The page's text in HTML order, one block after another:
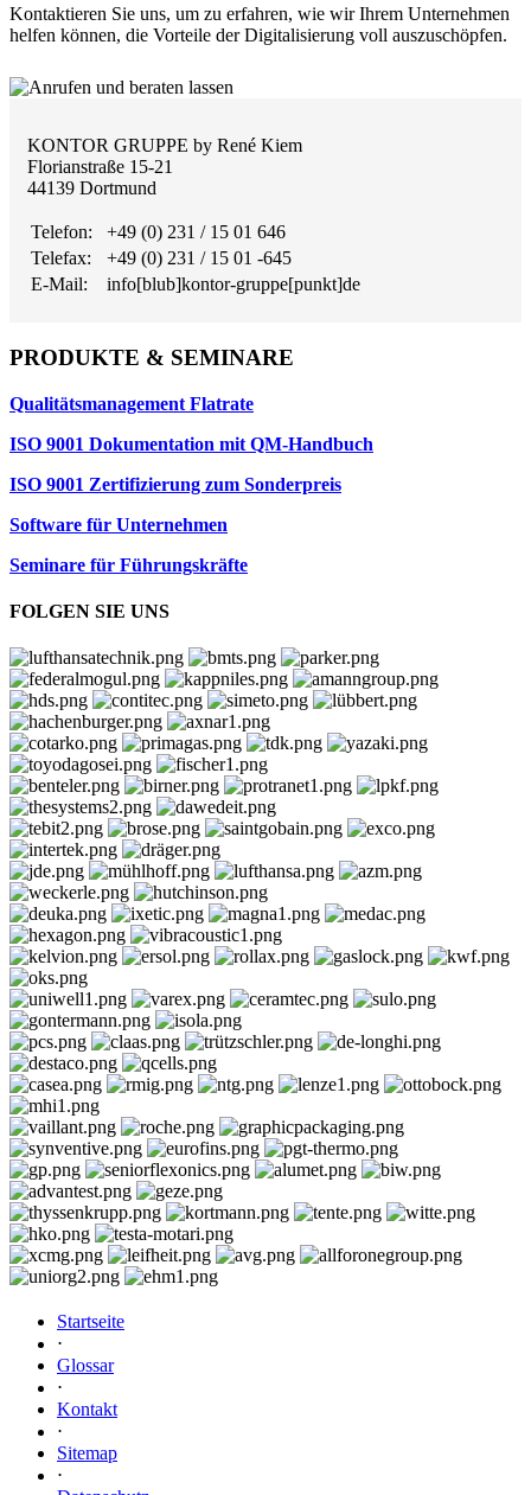
Kontaktieren Sie uns, um zu erfahren, wie wir Ihrem Unternehmen
helfen können, die Vorteile der Digitalisierung voll auszuschöpfen.
KONTOR GRUPPE by René Kiem
Florianstraße 15-21
44139 Dortmund
Telefon:
+49 (0) 231 / 15 01 646
Telefax:
+49 (0) 231 / 15 01 -645
E-Mail:
info[blub]kontor-gruppe[punkt]de
PRODUKTE & SEMINARE
Qualitätsmanagement Flatrate
ISO 9001 Dokumentation mit QM-Handbuch
ISO 9001 Zertifizierung zum Sonderpreis
Software für Unternehmen
Seminare für Führungskräfte
FOLGEN SIE UNS
Startseite
⋅
Glossar
⋅
Kontakt
⋅
Sitemap
⋅